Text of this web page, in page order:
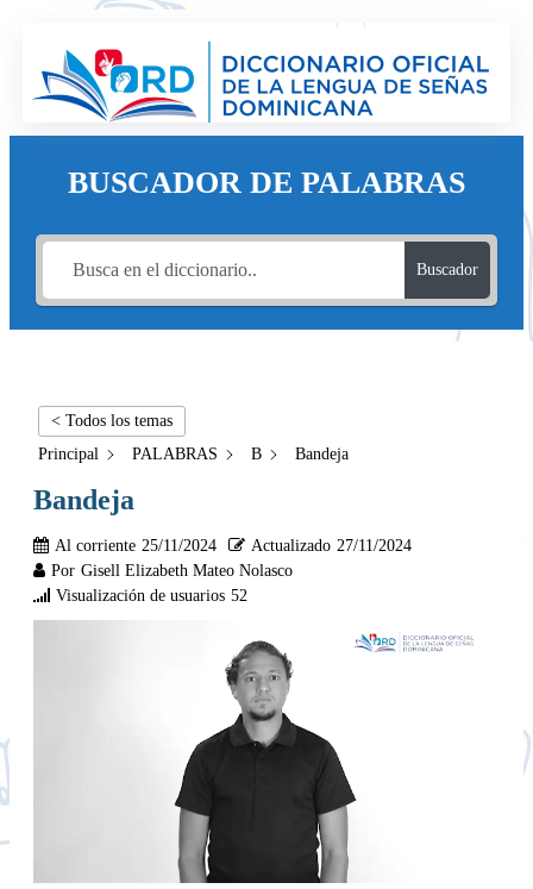
BUSCADOR DE PALABRAS
Buscador
< Todos los temas
Principal
PALABRAS B Bandeja
Bandeja
Al corriente 25/11/2024 Actualizado 27/11/2024
Por Gisell Elizabeth Mateo Nolasco
Visualización de usuarios 52